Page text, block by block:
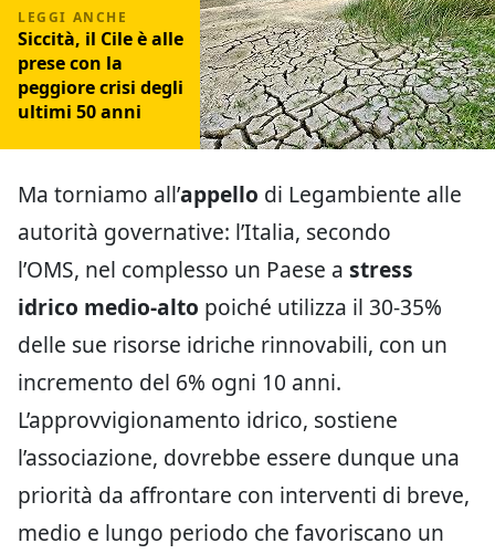
Siccità, il Cile è alle
prese con la
peggiore crisi degli
ultimi 50 anni
Ma torniamo all’appello di Legambiente alle
autorità governative: l’Italia, secondo
l’OMS, nel complesso un Paese a stress
idrico medio-alto poiché utilizza il 30-35%
delle sue risorse idriche rinnovabili, con un
incremento del 6% ogni 10 anni.
L’approvvigionamento idrico, sostiene
l’associazione, dovrebbe essere dunque una
priorità da affrontare con interventi di breve,
medio e lungo periodo che favoriscano un